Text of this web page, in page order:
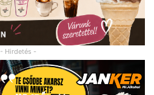
- Hirdetés -